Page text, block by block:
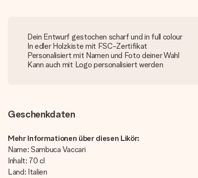
Dein Entwurf gestochen scharf und in full colour
In edler Holzkiste mit FSC-Zertifikat
Personalisiert mit Namen und Foto deiner Wahl
Kann auch mit Logo personalisiert werden
Geschenkdaten
Mehr Informationen über diesen Likör:
Name: Sambuca Vaccari
Inhalt: 70 cl
Land: Italien